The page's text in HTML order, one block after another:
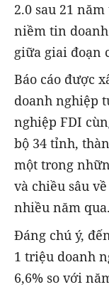
2.0 sau 21
niềm tin
giữa giai đoạn
Báo cáo được
doanh nghiệp
nghiệp FDI
bộ 34 tỉnh,
một trong
và chiều sâu
nhiều năm qua.
Đáng chú ý,
1 triệu doanh
6,6% so với